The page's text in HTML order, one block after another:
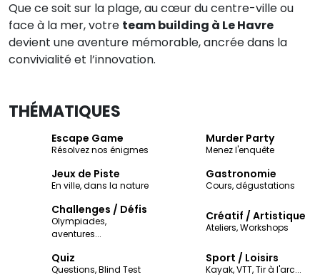
Que ce soit sur la plage, au cœur du centre-ville ou
face à la mer, votre team building à Le Havre
devient une aventure mémorable, ancrée dans la
convivialité et l’innovation.
THÉMATIQUES
Escape Game
Résolvez nos énigmes
Murder Party
Menez l'enquête
Jeux de Piste
En ville, dans la nature
Gastronomie
Cours, dégustations
Challenges / Défis
Olympiades,
aventures...
Créatif / Artistique
Ateliers, Workshops
Quiz
Questions, Blind Test
Sport / Loisirs
Kayak, VTT, Tir à l'arc...